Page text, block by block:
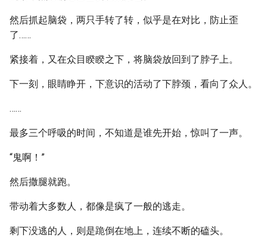
然后抓起脑袋，两只手转了转，似乎是在对比，防止歪
了……
紧接着，又在众目睽睽之下，将脑袋放回到了脖子上。
下一刻，眼睛睁开，下意识的活动了下脖颈，看向了众人。
……
最多三个呼吸的时间，不知道是谁先开始，惊叫了一声。
“鬼啊！”
然后撒腿就跑。
带动着大多数人，都像是疯了一般的逃走。
剩下没逃的人，则是跪倒在地上，连续不断的磕头。